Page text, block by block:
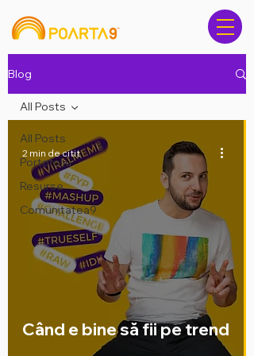
Blog
All Posts
Portofoliu
Resurse
Comunitatea9
All Posts
Când e bine să fii pe trend
2 min de citit